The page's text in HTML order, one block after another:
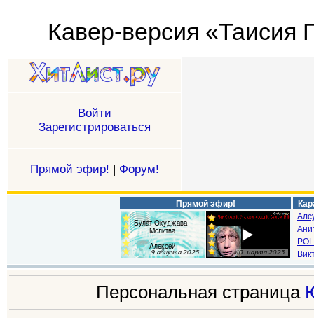
Кавер-версия
Войти
Зарегистрироваться
Прямой эфир! | Форум!
Прямой эфир!
Персональная страница